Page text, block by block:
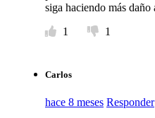
siga haciendo más
1
1
Carlos
hace 8 meses Responder